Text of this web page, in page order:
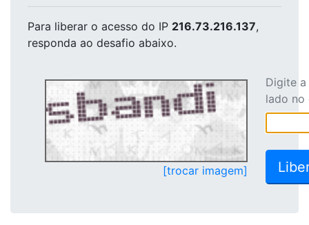
Para liberar o acesso do IP 216.73.216.137,
responda ao desafio abaixo.
[trocar imagem]
Digite
lado no